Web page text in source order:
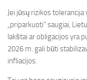
Jei jūsų rizikos
„priparkuoti“ saugiai,
lakštai ar obligacijos yra
2026 m. gali būti
infliacijos.